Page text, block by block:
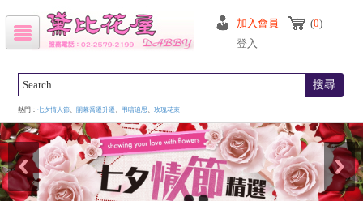
加入會員
登入
(0)
搜尋
熱門：七夕情人節、 開幕喬遷升遷 、弔唁追思、玫瑰花束